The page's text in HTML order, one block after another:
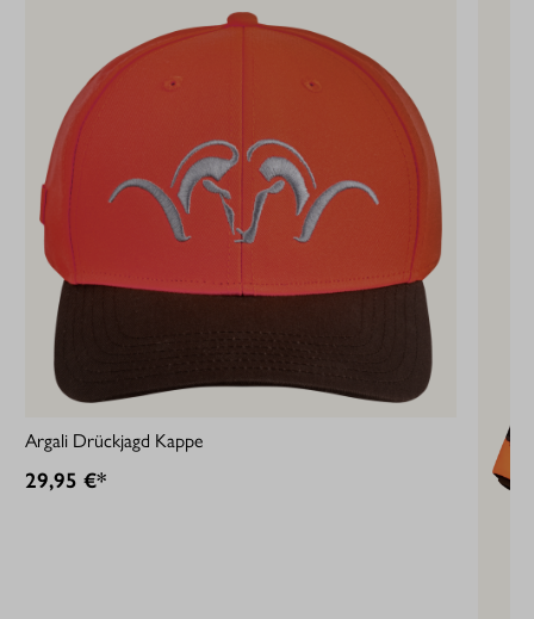
Argali Drückjagd Kappe
29,95 €*